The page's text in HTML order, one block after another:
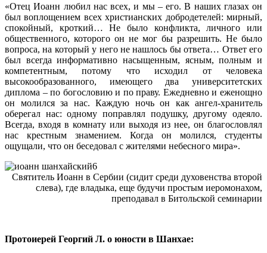
«Отец Иоанн любил нас всех, и мы – его. В наших глазах он
был воплощением всех христианских добродетелей: мирный,
спокойный, кроткий… Не было конфликта, личного или
общественного, которого он не мог бы разрешить. Не было
вопроса, на который у него не нашлось бы ответа… Ответ его
был всегда информативно насыщенным, ясным, полным и
компетентным, потому что исходил от человека
высокообразованного, имеющего два университетских
диплома – по богословию и по праву. Ежедневно и еженощно
он молился за нас. Каждую ночь он как ангел-хранитель
оберегал нас: одному поправлял подушку, другому одеяло.
Всегда, входя в комнату или выходя из нее, он благословлял
нас крестным знамением. Когда он молился, студенты
ощущали, что он беседовал с жителями небесного мира».
Святитель Иоанн в Сербии (сидит среди духовенства второй
слева), где владыка, еще будучи простым иеромонахом,
преподавал в Битольской семинарии
Протоиерей Георгий Л. о юности в Шанхае: